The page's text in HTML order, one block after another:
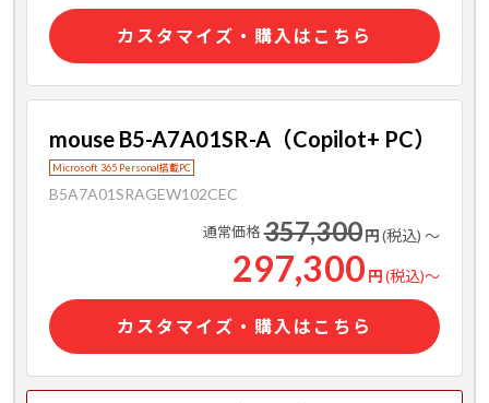
カスタマイズ・購入はこちら
mouse B5-A7A01SR-A（Copilot+ PC）
Microsoft 365 Personal搭載PC
B5A7A01SRAGEW102CEC
通常価格 357,300円(税込) ～
297,300 円(税込)～
カスタマイズ・購入はこちら